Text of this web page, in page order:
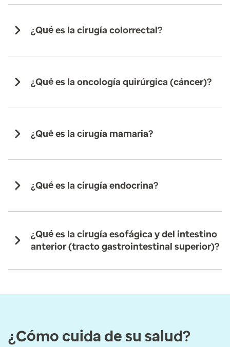
¿Qué es la cirugía colorrectal?
¿Qué es la oncología quirúrgica (cáncer)?
¿Qué es la cirugía mamaria?
¿Qué es la cirugía endocrina?
¿Qué es la cirugía esofágica y del intestino
anterior (tracto gastrointestinal superior)?
¿Cómo cuida de su salud?